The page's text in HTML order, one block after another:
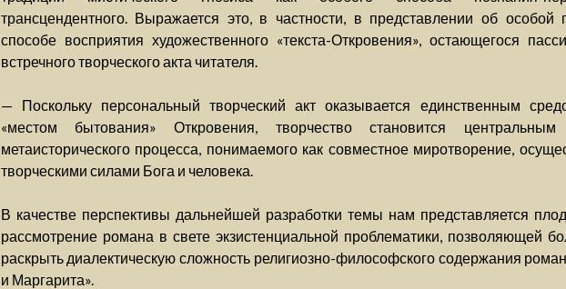
трансцендентного. Выражается это, в частности, в представлении об особой
способе восприятия художественного «текста-Откровения», остающегося
встречного творческого акта читателя.
— Поскольку персональный творческий акт оказывается единственным
«местом бытования» Откровения, творчество становится
метаисторического процесса, понимаемого как совместное миротворение,
творческими силами Бога и человека.
В качестве перспективы дальнейшей разработки темы нам представляется
рассмотрение романа в свете экзистенциальной проблематики, позволяющей
раскрыть диалектическую сложность религиозно-философского содержания
и Маргарита».